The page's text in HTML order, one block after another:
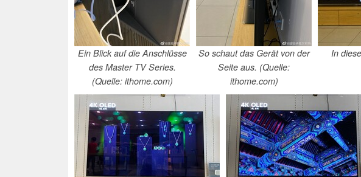
Ein Blick auf die Anschlüsse
des Master TV Series.
(Quelle: ithome.com)
So schaut das Gerät von der
Seite aus. (Quelle:
ithome.com)
In